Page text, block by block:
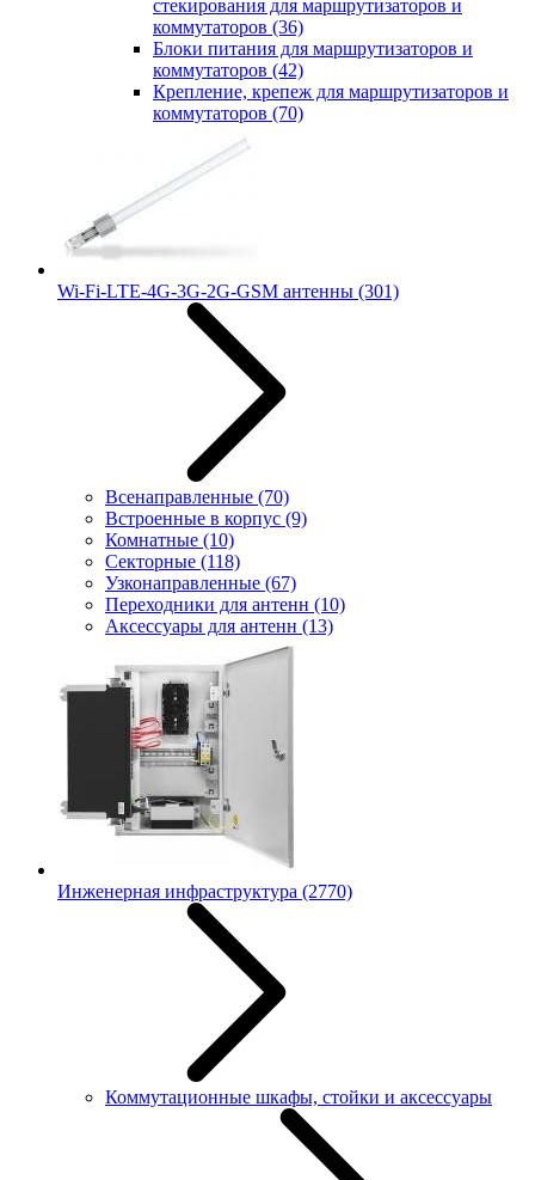
стекирования для маршрутизаторов и
коммутаторов (36)
Блоки питания для маршрутизаторов и
коммутаторов (42)
Крепление, крепеж для маршрутизаторов и
коммутаторов (70)
Wi-Fi-LTE-4G-3G-2G-GSM антенны (301)
Всенаправленные (70)
Встроенные в корпус (9)
Комнатные (10)
Секторные (118)
Узконаправленные (67)
Переходники для антенн (10)
Аксессуары для антенн (13)
Инженерная инфраструктура (2770)
Коммутационные шкафы, стойки и аксессуары